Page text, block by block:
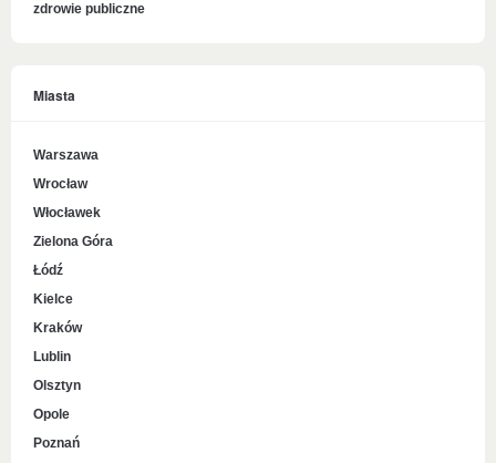
zdrowie publiczne
Miasta
Warszawa
Wrocław
Włocławek
Zielona Góra
Łódź
Kielce
Kraków
Lublin
Olsztyn
Opole
Poznań